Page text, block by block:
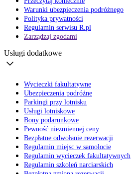
Warunki ubezpieczenia podróżnego
Polityka prywatności
Regulamin serwisu R.pl
Zarządzaj zgodami
Usługi dodatkowe
Wycieczki fakultatywne
Ubezpieczenia podróżne
Parkingi przy lotnisku
Usługi lotniskowe
Bony podarunkowe
Pewność niezmiennej ceny
Bezpłatne odwołanie rezerwacji
Regulamin miejsc w samolocie
Regulamin wycieczek fakultatywnych
Regulamin szkoleń narciarskich